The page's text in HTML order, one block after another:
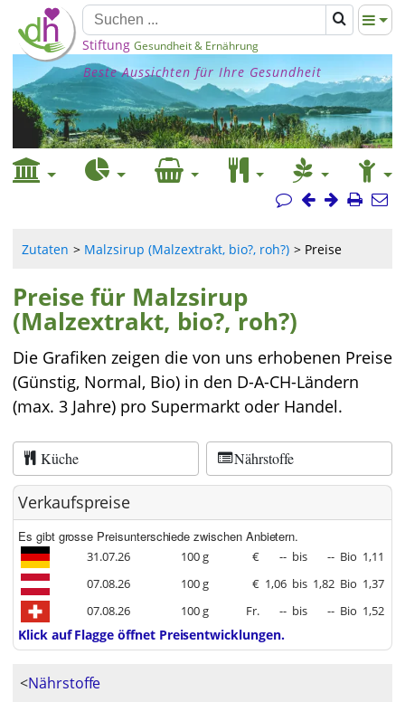
Stiftung Gesundheit & Ernährung
Beste Aussichten für Ihre Gesundheit
Zutaten Malzsirup (Malzextrakt, bio?, roh?) Preise
Preise für Malzsirup
(Malzextrakt, bio?, roh?)
Die Grafiken zeigen die von uns erhobenen Preise
(Günstig, Normal, Bio) in den D-A-CH-Ländern
(max. 3 Jahre) pro Supermarkt oder Handel.
Küche Nährstoffe
Verkaufspreise
Es gibt grosse Preisunterschiede zwischen Anbietern.
31.07.26 100 g € -- bis -- Bio 1,11
07.08.26
100 g € 1,06 bis 1,82 Bio 1,37
07.08.26
100 g Fr. -- bis -- Bio 1,52
Klick auf Flagge öffnet Preisentwicklungen.
<Nährstoffe